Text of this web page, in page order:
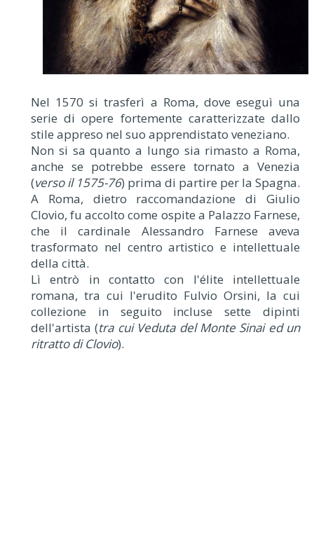
Nel 1570 si trasferì a Roma, dove eseguì una
serie di opere fortemente caratterizzate dallo
stile appreso nel suo apprendistato veneziano.
Non si sa quanto a lungo sia rimasto a Roma,
anche se potrebbe essere tornato a Venezia
(verso il 1575-76) prima di partire per la Spagna.
A Roma, dietro raccomandazione di Giulio
Clovio, fu accolto come ospite a Palazzo Farnese,
che il cardinale Alessandro Farnese aveva
trasformato nel centro artistico e intellettuale
della città.
Lì entrò in contatto con l'élite intellettuale
romana, tra cui l'erudito Fulvio Orsini, la cui
collezione in seguito incluse sette dipinti
dell'artista (tra cui Veduta del Monte Sinai ed un
ritratto di Clovio).